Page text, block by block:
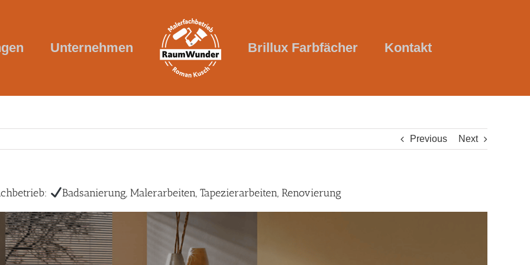
Unternehmen Brillux Farbfächer Kontakt
Previous Next
Badsanierung, Malerarbeiten, Tapezierarbeiten, Renovierung